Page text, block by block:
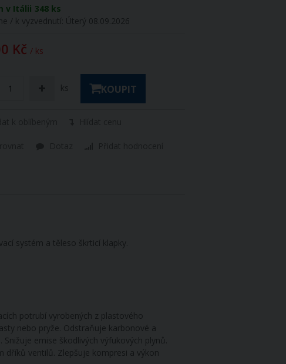
v Itálii 348 ks
/ k vyzvednutí: Úterý 08.09.2026
Kč / ks
ks KOUPIT
systém a těleso škrticí klapky.
potrubí vyrobených z plastového
nebo pryže. Odstraňuje karbonové a
emise škodlivých výfukových plynů.
dříků ventilů. Zlepšuje kompresi a výkon